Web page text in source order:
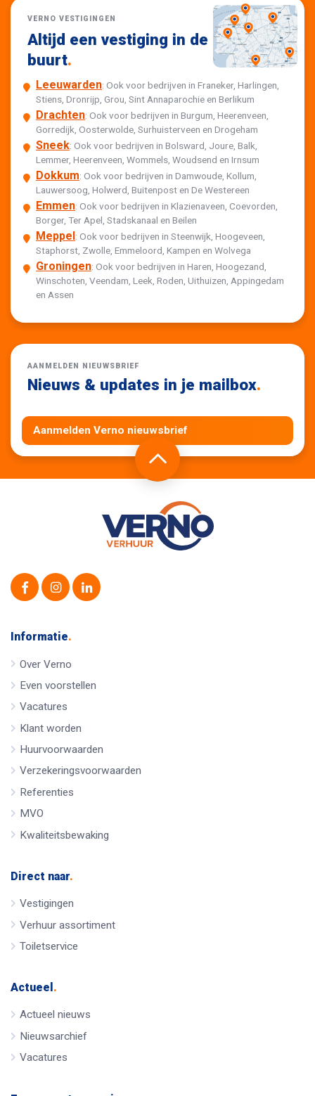
VERNO VESTIGINGEN
Altijd een vestiging in de
buurt.
Leeuwarden: Ook voor bedrijven in Franeker, Harlingen,
Stiens, Dronrijp, Grou, Sint Annaparochie en Berlikum
Drachten: Ook voor bedrijven in Burgum, Heerenveen,
Gorredijk, Oosterwolde, Surhuisterveen en Drogeham
Sneek: Ook voor bedrijven in Bolsward, Joure, Balk,
Lemmer, Heerenveen, Wommels, Woudsend en Irnsum
Dokkum: Ook voor bedrijven in Damwoude, Kollum,
Lauwersoog, Holwerd, Buitenpost en De Westereen
Emmen: Ook voor bedrijven in Klazienaveen, Coevorden,
Borger, Ter Apel, Stadskanaal en Beilen
Meppel : Ook voor bedrijven in Steenwijk, Hoogeveen,
Staphorst, Zwolle, Emmeloord, Kampen en Wolvega
Groningen: Ook voor bedrijven in Haren, Hoogezand,
Winschoten, Veendam, Leek, Roden, Uithuizen, Appingedam
en Assen
AANMELDEN NIEUWSBRIEF
Nieuws & updates in je mailbox.
Aanmelden Verno nieuwsbrief
Informatie.
Over Verno
Even voorstellen
Vacatures
Klant worden
Huurvoorwaarden
Verzekeringsvoorwaarden
Referenties
MVO
Kwaliteitsbewaking
Direct naar.
Vestigingen
Verhuur assortiment
Toiletservice
Actueel .
Actueel nieuws
Nieuwsarchief
Vacatures